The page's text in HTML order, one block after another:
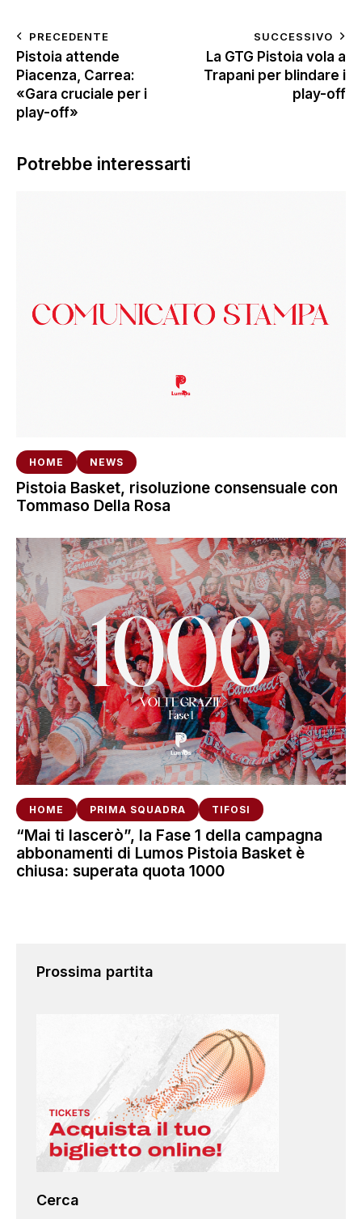
PRECEDENTE
Pistoia attende
Piacenza, Carrea:
«Gara cruciale per i
play-off»
SUCCESSIVO
La GTG Pistoia vola a
Trapani per blindare i
play-off
Potrebbe interessarti
HOME NEWS
Pistoia Basket, risoluzione consensuale con
Tommaso Della Rosa
HOME PRIMA SQUADRA TIFOSI
“Mai ti lascerò”, la Fase 1 della campagna
abbonamenti di Lumos Pistoia Basket è
chiusa: superata quota 1000
Prossima partita
Cerca